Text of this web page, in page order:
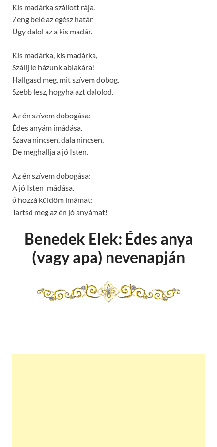
Kis madárka szállott rája.
Zeng belé az egész határ,
Úgy dalol az a kis madár.
Kis madárka, kis madárka,
Szállj le házunk ablakára!
Hallgasd meg, mit szívem dobog,
Szebb lesz, hogyha azt dalolod.
Az én szívem dobogása:
Édes anyám imádása.
Szava nincsen, dala nincsen,
De meghallja a jó Isten.
Az én szívem dobogása:
A jó Isten imádása.
ő hozzá küldöm imámat:
Tartsd meg az én jó anyámat!
Benedek Elek: Édes anya
(vagy apa) nevenapján